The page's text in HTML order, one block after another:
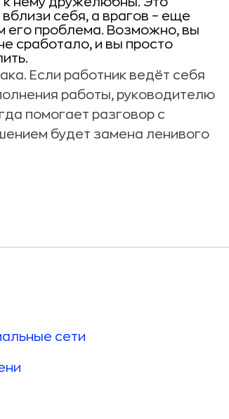
себя, а врагов – еще
его проблема. Возможно, вы
сработало, и вы просто
Если работник ведёт себя
работы, руководителю
помогает разговор с
будет замена ленивого
сети